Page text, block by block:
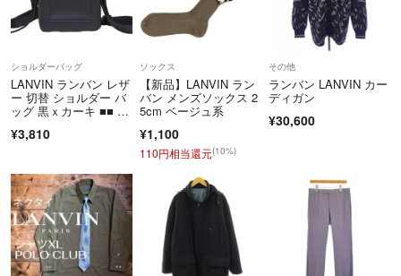
ショルダーバッグ
LANVIN ランバン レザ
ー 切替 ショルダー バ
ッグ 黒ｘカーキ ■■ メ
¥3,810
ソックス
【新品】LANVIN ラン
バン メンズソックス 2
5cm ベージュ系
¥1,100
110円相当還元(10%)
その他
ランバン LANVIN カー
ディガン
¥30,600